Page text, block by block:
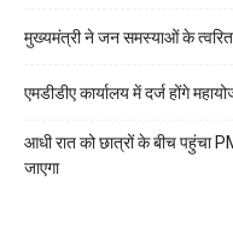
मुख्यमंत्री ने जन समस्याओं के त्वरित
एमडीडीए कार्यालय में दर्ज होंगे
आधी रात को छात्रों के बीच पहुंचा
जाएगा